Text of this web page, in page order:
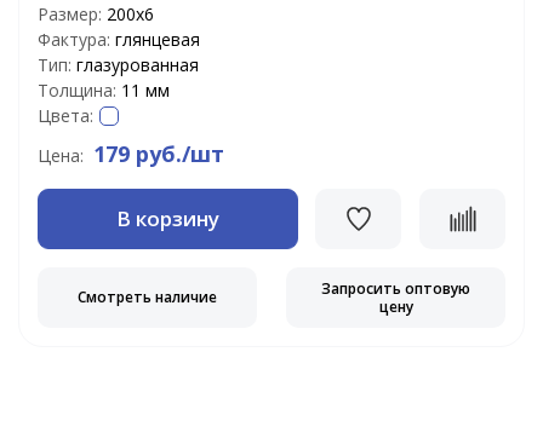
Размер: 200х6
Фактура: глянцевая
Тип: глазурованная
Толщина: 11 мм
Цвета:
Цена: 179 руб./шт
В корзину
Смотреть наличие
Запросить оптовую
цену